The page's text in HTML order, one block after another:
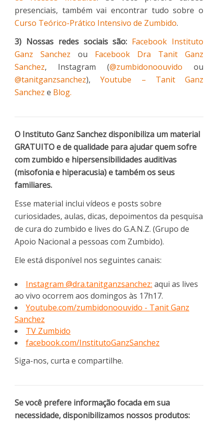
presenciais, também vai encontrar tudo sobre o
Curso Teórico-Prático Intensivo de Zumbido.
3) Nossas redes sociais são: Facebook Instituto
Ganz Sanchez ou Facebook Dra Tanit Ganz
Sanchez, Instagram (@zumbidonoouvido ou
@tanitganzsanchez),Youtube – Tanit Ganz
Sanchez e Blog.
O Instituto Ganz Sanchez disponibiliza um material
GRATUITO e de qualidade para ajudar quem sofre
com zumbido e hipersensibilidades auditivas
(misofonia e hiperacusia) e também os seus
familiares.
Esse material inclui vídeos e posts sobre
curiosidades, aulas, dicas, depoimentos da pesquisa
de cura do zumbido e lives do G.A.N.Z. (Grupo de
Apoio Nacional a pessoas com Zumbido).
Ele está disponível nos seguintes canais:
Instagram @dra.tanitganzsanchez: aqui as lives
ao vivo ocorrem aos domingos às 17h17.
Youtube.com/zumbidonoouvido - Tanit Ganz
Sanchez
TV Zumbido
facebook.com/InstitutoGanzSanchez
Siga-nos, curta e compartilhe.
Se você prefere informação focada em sua
necessidade, disponibilizamos nossos produtos: